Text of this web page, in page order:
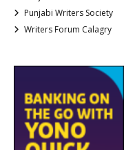
Punjabi Writers Society
Writers Forum Calagry